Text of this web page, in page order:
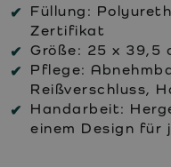
Füllung:
Zertifikat
Größe: 25 x 39,5
Pflege:
Reißverschluss,
Handarbeit:
einem Design für